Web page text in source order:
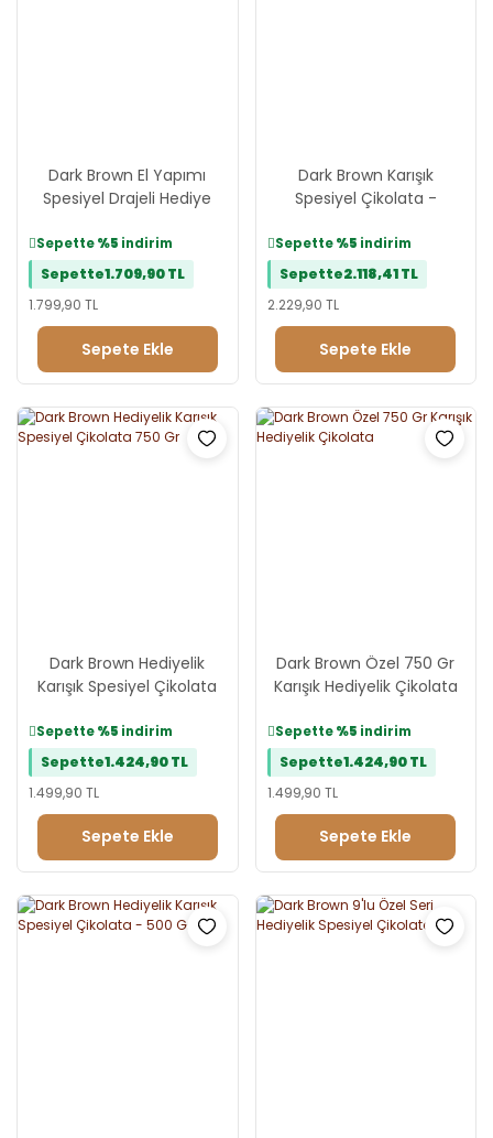
Dark Brown El Yapımı
Spesiyel Drajeli Hediye
Sepette%5 indirim
Sepette1.709,90 TL
1.799,90 TL
Sepete Ekle
Dark Brown Karışık
Spesiyel Çikolata -
Sepette%5 indirim
Sepette2.118,41 TL
2.229,90 TL
Sepete Ekle
Dark Brown Hediyelik
Karışık Spesiyel Çikolata
Sepette%5 indirim
Sepette1.424,90 TL
1.499,90 TL
Sepete Ekle
Dark Brown Özel 750 Gr
Karışık Hediyelik Çikolata
Sepette%5 indirim
Sepette1.424,90 TL
1.499,90 TL
Sepete Ekle